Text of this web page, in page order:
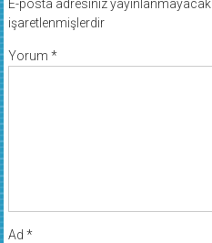
E-posta adresiniz yayınlanmayacak.
işaretlenmişlerdir
Yorum *
Ad *